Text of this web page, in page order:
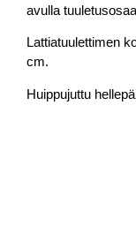
avulla
Lattiatuulettimen
cm.
Huippujuttu